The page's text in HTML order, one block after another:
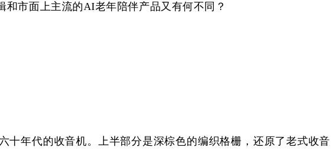
和市面上主流的AI老年 陪伴产品又有何不同 ？
十年代的收音机。上半部分是深棕色的编织格栅，还原了老式收音